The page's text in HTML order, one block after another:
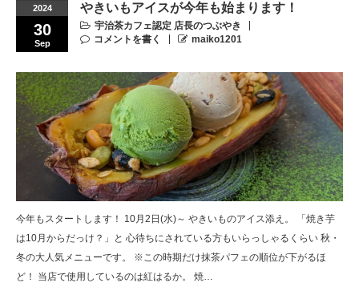
2024
30
Sep
やきいもアイスが今年も始まります！
宇治茶カフェ認定 店長のつぶやき
コメントを書く
maiko1201
今年もスタートします！ 10月2日(水)～ やきいものアイス添え。 「焼き芋
は10月からだっけ？」と 心待ちにされている方もいらっしゃるくらい 秋・
冬の大人気メニューです。 ※この時期だけ抹茶パフェの順位が下がるほ
ど！ 当店で使用しているのは紅はるか。 焼…